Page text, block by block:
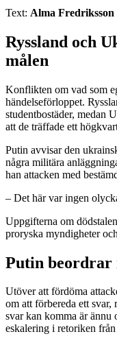
Text: Alma Fredriksson
Ryssland och
målen
Konflikten om vad som
händelseförloppet.
studentbostäder, medan
att de träffade ett
Putin avvisar den
några militära
han attacken med
– Det här var ingen
Uppgifterna om
proryska myndigheter
Putin
Utöver att fördöma
om att förbereda ett
svar kan komma är ännu
eskalering i retoriken